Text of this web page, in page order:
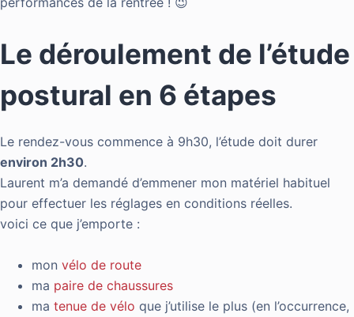
Le déroulement de l’étude
postural en 6 étapes
Le rendez-vous commence à 9h30, l’étude doit durer
environ 2h30.
Laurent m’a demandé d’emmener mon matériel habituel
pour effectuer les réglages en conditions réelles.
voici ce que j’emporte :
mon vélo de route
ma paire de chaussures
ma tenue de vélo que j’utilise le plus (en l’occurrence,